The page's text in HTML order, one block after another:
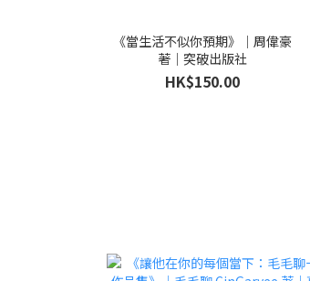
《當生活不似你預期》｜周偉豪
著｜突破出版社
HK$150.00